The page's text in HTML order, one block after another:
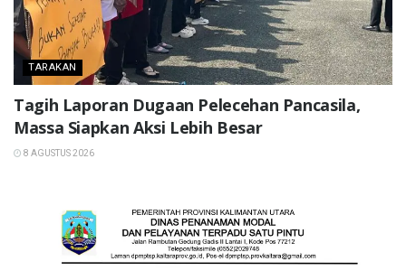
TARAKAN
Tagih Laporan Dugaan Pelecehan Pancasila,
Massa Siapkan Aksi Lebih Besar
8 AGUSTUS 2026